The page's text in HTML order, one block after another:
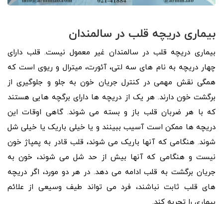
بیماری دریچه قلب در سالمندان
بیماری دریچه قلب در سالمندان غیر معمول نیست. قلب دارای
چهار دریچه به نام های سه لتی، آئورت، میترال و ریوی است که
همگی نقش مهمی در کنترل جریان خون به جلو و جلوگیری از
برگشت خون دارند. هر یک از دریچه ها دارای برگچه هایی هستند
که با هر ضربان قلب باز و بسته می شوند. گاهی اوقات این
دریچه ها ممکن است آسیب ببینند و یا خیلی باریک یا خیلی شل
شوند. هنگامی که آنها باریک می شوند، قلب قادر به پمپاژ خون
نیست و هنگامی که آنها بیش از حد شل می شوند، خون به
جریان برگشت به قلب ادامه می دهد. در هر دو مورد، اگر دریچه
های قلب ثابت نباشند، فرد می تواند طیف وسیعی از علائم